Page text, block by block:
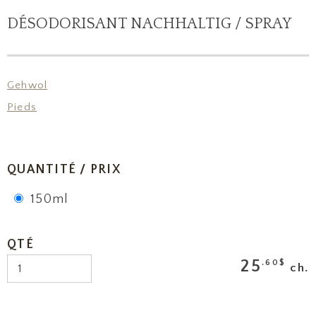
DÉSODORISANT NACHHALTIG / SPRAY
Gehwol
Pieds
QUANTITÉ / PRIX
150ml
QTÉ
25.60$ ch.